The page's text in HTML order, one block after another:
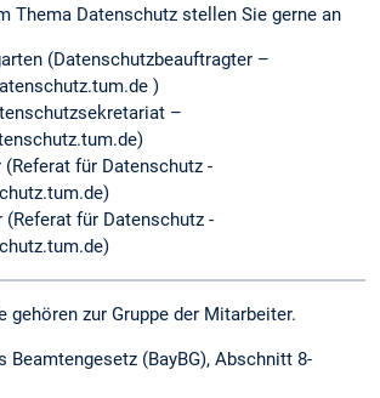
Thema Datenschutz stellen Sie gerne an
(Datenschutzbeauftragter –
)
–
für Datenschutz -
(Referat für Datenschutz -
gehören zur Gruppe der Mitarbeiter.
Beamtengesetz (BayBG), Abschnitt 8-